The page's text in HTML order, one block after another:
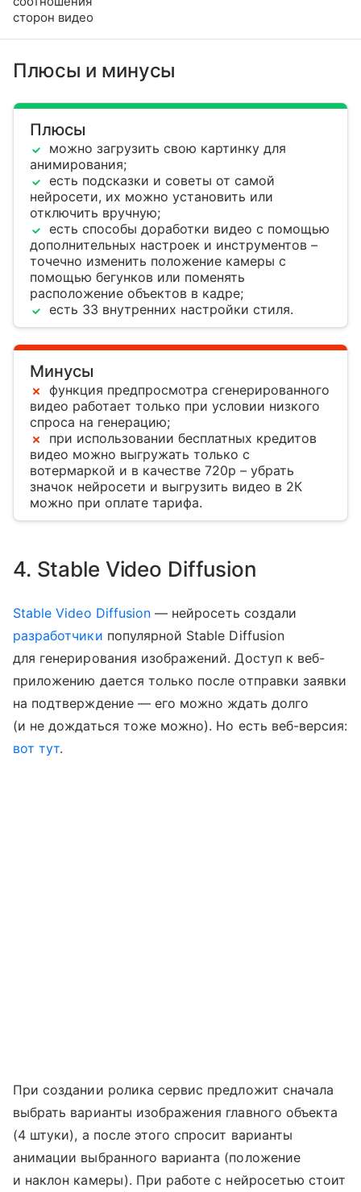
сторон видео
Плюсы и минусы
Плюсы
можно загрузить свою картинку для
анимирования;
есть подсказки и советы от самой
нейросети, их можно установить или
отключить вручную;
есть способы доработки видео с помощью
дополнительных настроек и инструментов –
точечно изменить положение камеры с
помощью бегунков или поменять
расположение объектов в кадре;
есть 33 внутренних настройки стиля.
Минусы
функция предпросмотра сгенерированного
видео работает только при условии низкого
спроса на генерацию;
при использовании бесплатных кредитов
видео можно выгружать только с
вотермаркой и в качестве 720p – убрать
значок нейросети и выгрузить видео в 2К
можно при оплате тарифа.
4. Stable Video Diffusion
Stable Video Diffusion — нейросеть создали
разработчики популярной Stable Diffusion
для генерирования изображений. Доступ к веб-
приложению дается только после отправки заявки
на подтверждение — его можно ждать долго
(и не дождаться тоже можно). Но есть веб-версия:
вот тут.
При создании ролика сервис предложит сначала
выбрать варианты изображения главного объекта
(4 штуки), а после этого спросит варианты
анимации выбранного варианта (положение
и наклон камеры). При работе с нейросетью стоит